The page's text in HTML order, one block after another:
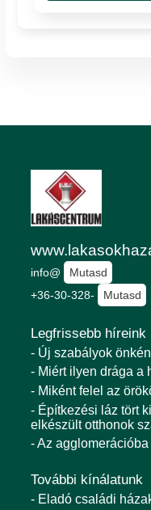
info@
Mutasd
+36-30-328-
Mutasd
Legfrissebb híreink
- Új szabályok
- Miért ilyen drága a
- Miként felel az
- Építkezési láz tört
elkészült otthonok
- Az
További kínálatunk
- Eladó családi